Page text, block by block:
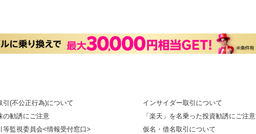
引(不公正行為)について
の勧誘にご注意
等監視委員会<情報受付窓口>
インサイダー取引について
「楽天」を名乗った投資勧誘にご注意
仮名・借名取引について